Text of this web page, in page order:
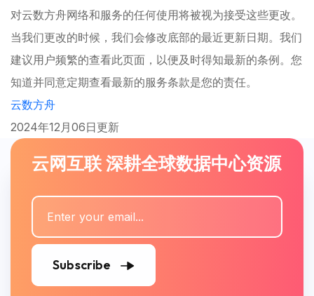
对云数方舟网络和服务的任何使用将被视为接受这些更改。
当我们更改的时候，我们会修改底部的最近更新日期。我们
建议用户频繁的查看此页面，以便及时得知最新的条例。您
知道并同意定期查看最新的服务条款是您的责任。
云数方舟
2024年12月06日更新
云网互联 深耕全球数据中心资源
Subscribe